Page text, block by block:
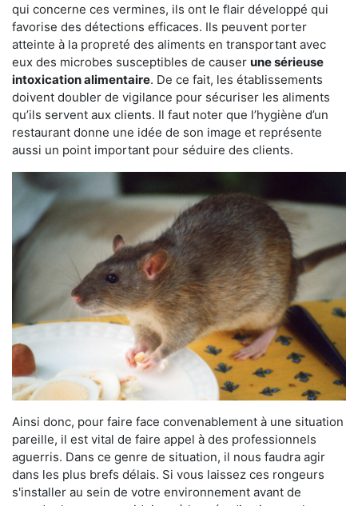
qui concerne ces vermines, ils ont le flair développé qui
favorise des détections efficaces. Ils peuvent porter
atteinte à la propreté des aliments en transportant avec
eux des microbes susceptibles de causer une sérieuse
intoxication alimentaire. De ce fait, les établissements
doivent doubler de vigilance pour sécuriser les aliments
qu’ils servent aux clients. Il faut noter que l’hygiène d’un
restaurant donne une idée de son image et représente
aussi un point important pour séduire des clients.
Ainsi donc, pour faire face convenablement à une situation
pareille, il est vital de faire appel à des professionnels
aguerris. Dans ce genre de situation, il nous faudra agir
dans les plus brefs délais. Si vous laissez ces rongeurs
s'installer au sein de votre environnement avant de